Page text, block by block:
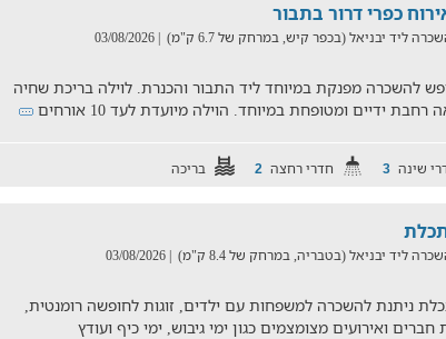
כפרי דרור בתבור
ליד יבניאל (בכפר קיש, במרחק של 6.7 ק"מ) | 03/08/2026
להשכרה מפנקת במיוחד ליד התבור והכנרת. לוילה בריכת שחיה
רחבת ידיים ומטופחת במיוחד. הוילה מיועדת לעד 10 אורחים
שינה 3 חדרי רחצה 2 בריכה
ליד יבניאל (בטבריה, במרחק של 8.4 ק"מ) | 03/08/2026
ניתנת להשכרה למשפחות עם ילדים, זוגות לחופשה רומנטית,
חברים ואירועים מצומצמים כגון ימי גיבוש, ימי כיף ועודץ